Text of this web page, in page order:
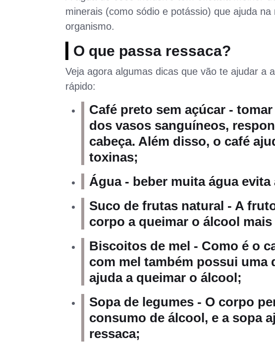
minerais (como sódio e potássio) que ajuda
organismo.
O que passa ressaca?
Veja agora algumas dicas que vão te ajudar a
rápido:
Café preto sem açúcar -
dos vasos sanguíneos,
cabeça. Além disso, o café
toxinas;
Água - beber muita água
Suco de frutas natural - A
corpo a queimar o álcool
Biscoitos de mel - Como é o
com mel também possui uma
ajuda a queimar o álcool;
Sopa de legumes - O corpo
consumo de álcool, e a sopa
ressaca;